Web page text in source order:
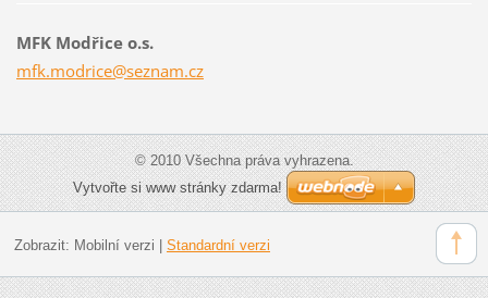
MFK Modřice o.s.
mfk.modrice@seznam.cz
© 2010 Všechna práva vyhrazena.
Vytvořte si www stránky zdarma!
Zobrazit: Mobilní verzi | Standardní verzi